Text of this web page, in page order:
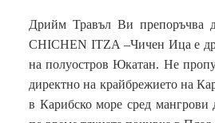
Дрийм Травъл Ви препоръчва
CHICHEN ITZA –Чичен Ица е
на полуостров Юкатан. Не
директно на крайбрежието на
в Карибско море сред мангрови